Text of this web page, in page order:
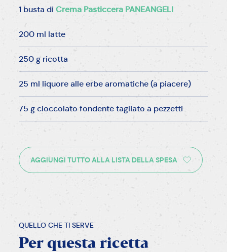
1 busta diCrema Pasticcera PANEANGELI
200 ml latte
250 g ricotta
25 ml liquore alle erbe aromatiche (a piacere)
75 g cioccolato fondente tagliato a pezzetti
AGGIUNGI TUTTO ALLA LISTA DELLA SPESA
QUELLO CHE TI SERVE
Per questa ricetta